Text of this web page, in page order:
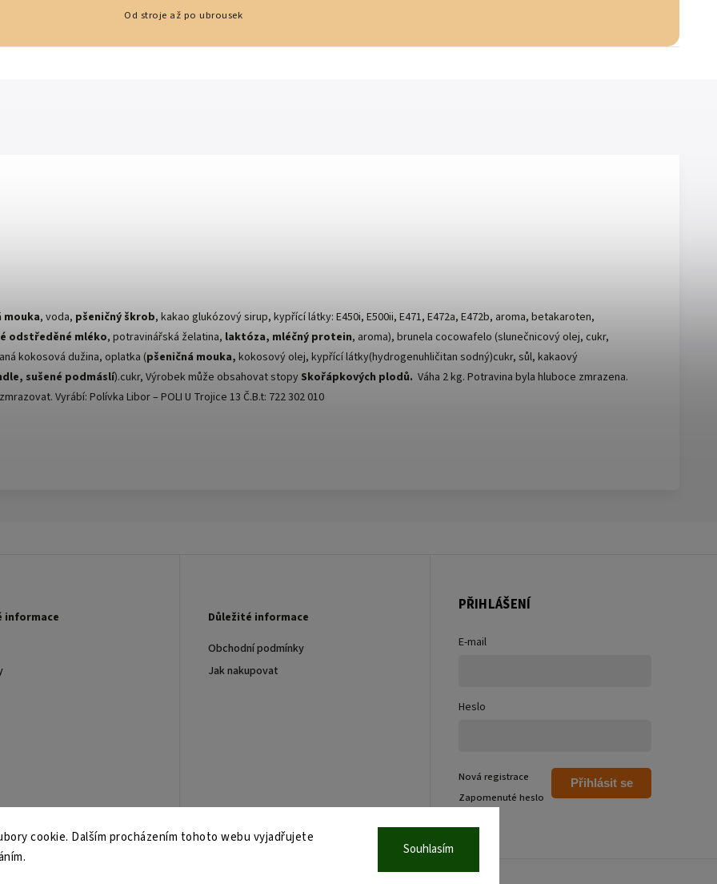
cookie. Dalším procházením tohoto webu vyjadřujete
Souhlasím
Od stroje až po ubrousek
mouka, voda, pšeničný škrob, kakao glukózový sirup, kypřící látky: E450i, E500ii, E471, E472a, E472b, aroma, betakaroten,
odstředěné mléko, potravinářská želatina, laktóza, mléčný protein, aroma), brunela cocowafelo (slunečnicový olej, cukr,
kokosová dužina, oplatka (pšeničná mouka, kokosový olej, kypřící látky(hydrogenuhličitan sodný)cukr, sůl, kakaový
sušené podmáslí).cukr, Výrobek může obsahovat stopy Skořápkových plodů. Váha 2 kg. Potravina byla hluboce zmrazena.
Vyrábí: Polívka Libor – POLI U Trojice 13 Č.B.t: 722 302 010
informace
Důležité informace
Obchodní podmínky
Jak nakupovat
PŘIHLÁŠENÍ
E-mail
Heslo
Přihlásit se
Nová registrace
Zapomenuté heslo